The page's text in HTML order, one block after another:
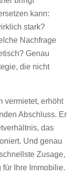
kann:
stark?
Nachfrage
Genau
die nicht
vermietet, erhöht
Abschluss. Er
das
Und genau
Zusage,
Ihre Immobilie.